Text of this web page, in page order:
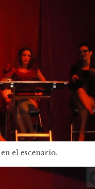
el escenario.